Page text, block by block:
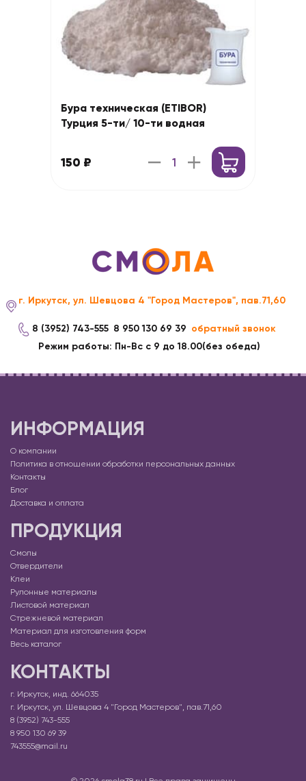
Бура техническая (ETIBOR)
Турция 5-ти/ 10-ти водная
150 ₽
г. Иркутск, ул. Шевцова 4 "Город Мастеров", пав.71,60
8 (3952) 743-555 8 950 130 69 39 обратный звонок
Режим работы: Пн-Вс с 9 до 18.00(без обеда)
ИНФОРМАЦИЯ
О компании
Политика в отношении обработки персональных данных
Контакты
Блог
Доставка и оплата
ПРОДУКЦИЯ
Смолы
Отвердители
Клеи
Рулонные материалы
Листовой материал
Стрежневой материал
Материал для изготовления форм
Весь каталог
КОНТАКТЫ
г. Иркутск, инд. 664035
г. Иркутск, ул. Шевцова 4 "Город Мастеров", пав.71,60
8 (3952) 743-555
8 950 130 69 39
743555@mail.ru